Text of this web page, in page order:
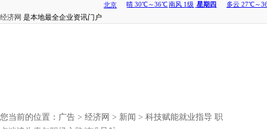
经济网 是本地最全企业资讯门户
您当前的位置： 广告 > 经济网 > 新闻 > 科技赋能就业指导 职
点迷津为青年职场之路精准导航